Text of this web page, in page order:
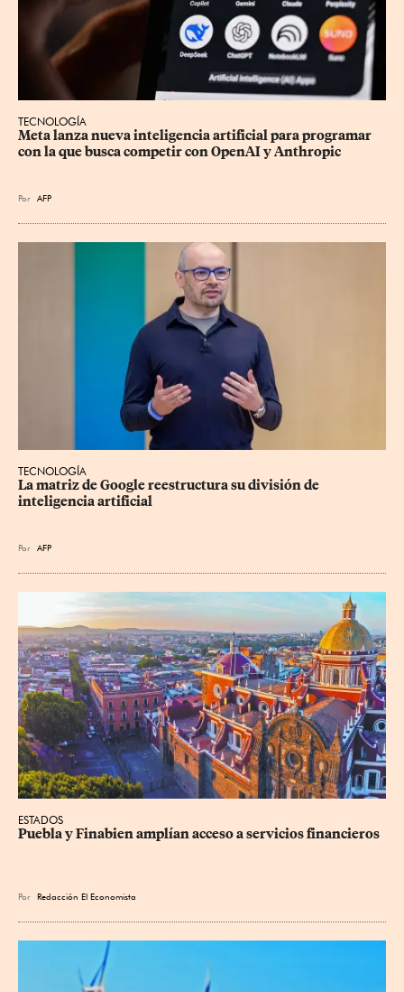
TECNOLOGÍA
Meta lanza nueva inteligencia artificial para programar
con la que busca competir con OpenAI y Anthropic
Por AFP
TECNOLOGÍA
La matriz de Google reestructura su división de
inteligencia artificial
Por AFP
ESTADOS
Puebla y Finabien amplían acceso a servicios financieros
Por Redacción El Economista